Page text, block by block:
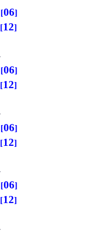
06
12
06
12
06
12
06
12